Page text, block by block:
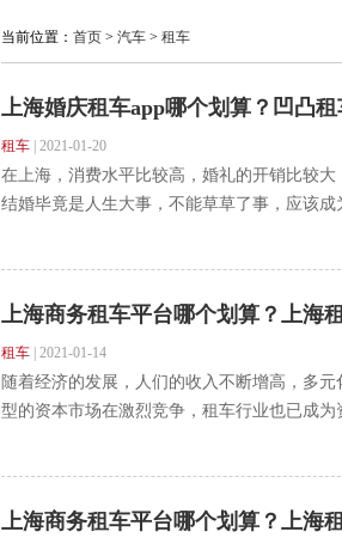
当前位置： 首页> 汽车> 租车
上海婚庆租车app哪个划算？凹凸
租车| 2021-01-20
在上海，消费水平比较高，婚礼的开销比较
结婚毕竟是人生大事，不能草草了事，应该
上海商务租车平台哪个划算？上海
租车| 2021-01-14
随着经济的发展，人们的收入不断增高，多
型的资本市场在激烈竞争，租车行业也已成
上海商务租车平台哪个划算？上海